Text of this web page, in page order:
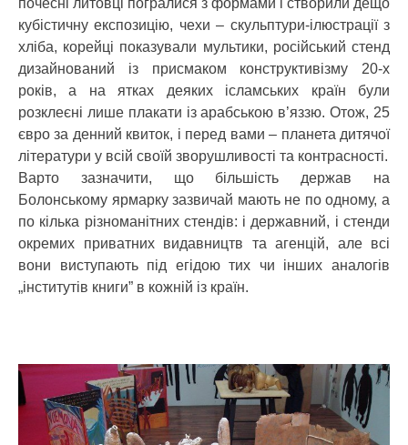
почесні литовці погралися з формами і створили дещо
кубістичну експозицію, чехи – скульптури-ілюстрації з
хліба, корейці показували мультики, російський стенд
дизайнований із присмаком конструктивізму 20-х
років, а на ятках деяких ісламських країн були
розклеєні лише плакати із арабською в’яззю. Отож, 25
євро за денний квиток, і перед вами – планета дитячої
літератури у всій своїй зворушливості та контрасності.
Варто зазначити, що більшість держав на
Болонському ярмарку зазвичай мають не по одному, а
по кілька різноманітних стендів: і державний, і стенди
окремих приватних видавництв та агенцій, але всі
вони виступають під егідою тих чи інших аналогів
„інститутів книги” в кожній із країн.